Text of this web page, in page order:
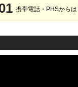
携帯電話・PHSからは